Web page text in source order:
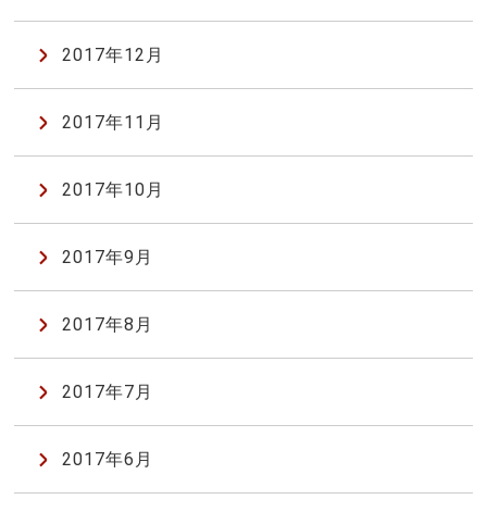
2017年12月
2017年11月
2017年10月
2017年9月
2017年8月
2017年7月
2017年6月